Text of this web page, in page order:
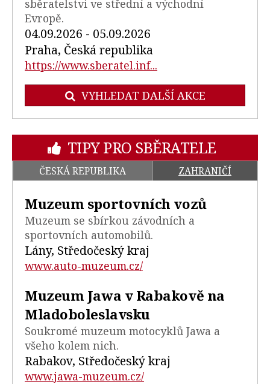
sběratelstvi ve střední a východní
Evropě.
04.09.2026 - 05.09.2026
Praha, Česká republika
https://www.sberatel.inf...
VYHLEDAT DALŠÍ AKCE
TIPY PRO SBĚRATELE
ČESKÁ REPUBLIKA ZAHRANIČÍ
Muzeum sportovních vozů
Muzeum se sbírkou závodních a
sportovních automobilů.
Lány, Středočeský kraj
www.auto-muzeum.cz/
Muzeum Jawa v Rabakově na
Mladoboleslavsku
Soukromé muzeum motocyklů Jawa a
všeho kolem nich.
Rabakov, Středočeský kraj
www.jawa-muzeum.cz/